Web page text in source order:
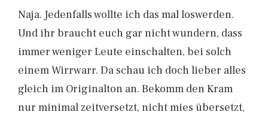
Naja. Jedenfalls wollte ich das mal loswerden.
Und ihr braucht euch gar nicht wundern, dass
immer weniger Leute einschalten, bei solch
einem Wirrwarr. Da schau ich doch lieber alles
gleich im Originalton an. Bekomm den Kram
nur minimal zeitversetzt, nicht mies übersetzt,